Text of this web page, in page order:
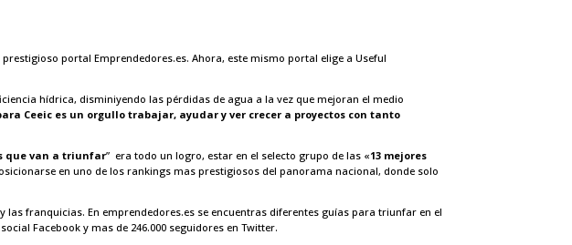
prestigioso portal Emprendedores.es. Ahora, este mismo portal elige a Useful
hídrica, disminiyendo las pérdidas de agua a la vez que mejoran el medio
Ceeic es un orgullo trabajar, ayudar y ver crecer a proyectos con tanto
que van a triunfar” era todo un logro, estar en el selecto grupo de las «13 mejores
en uno de los rankings mas prestigiosos del panorama nacional, donde solo
franquicias. En emprendedores.es se encuentras diferentes guías para triunfar en el
Facebook y mas de 246.000 seguidores en Twitter.